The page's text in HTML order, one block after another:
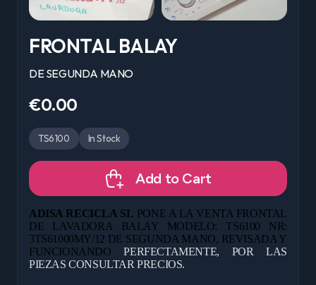
FRONTAL BALAY
DE SEGUNDA MANO
€0.00
TS6100 In Stock
Add to Cart
ADISA RECICLA SL PONE A LA VENTA FRONTAL
DE LAVADORA BALAY MODELO: TS6100 NR:
3TS61000MY/12 DE SEGUNDA MANO, REVISADA Y
FUNCIONANDOPERFECTAMENTE, POR LAS
PIEZAS CONSULTAR PRECIOS.